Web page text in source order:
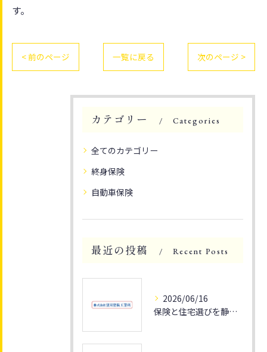
す。
< 前のページ 一覧に戻る 次のページ >
カテゴリー Categories
全てのカテゴリー
終身保険
自動車保険
最近の投稿 Recent Posts
2026/06/16
保険と住宅選びを静岡県静岡市清水区の災害リスクや資産性から徹底解説